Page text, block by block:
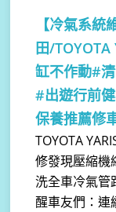
【冷氣系統
田/
缸不作動#
#出遊行前
保養推薦修
TOYOTA
修發現壓縮機
洗全車冷氣管
醒車友們：連